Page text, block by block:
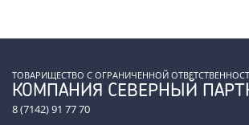
ТОВАРИЩЕСТВО С ОГРАНИЧЕННОЙ
КОМПАНИЯ СЕВЕРНЫЙ
8 (7142) 91 77 70